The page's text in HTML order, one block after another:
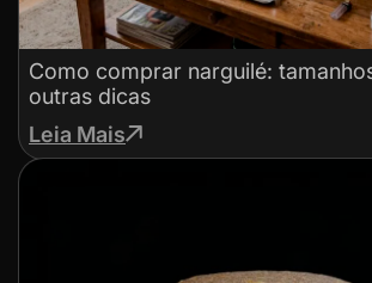
Como comprar narguilé:
outras dicas
Leia Mais